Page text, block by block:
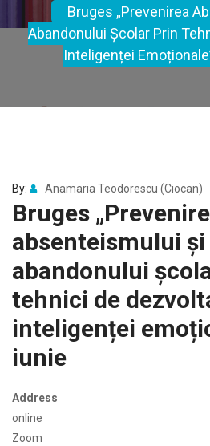
Bruges „Prevenirea
Abandonului Școlar Prin
Inteligenței
By: Anamaria Teodorescu (Ciocan)
Bruges
absenteismului și
abandonului
tehnici de
inteligenței
iunie
Address
online
Zoom